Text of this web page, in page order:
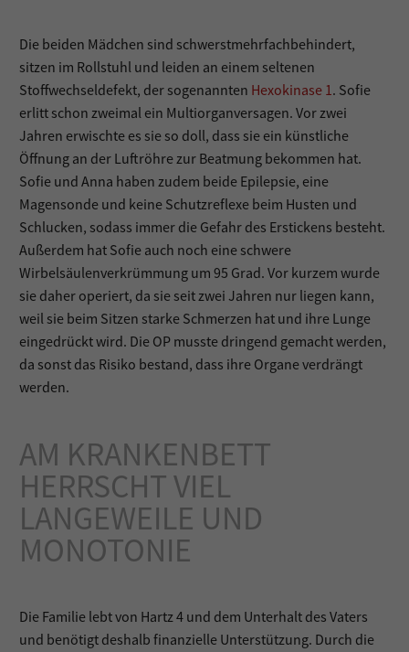
Die beiden Mädchen sind schwerstmehrfachbehindert,
sitzen im Rollstuhl und leiden an einem seltenen
Stoffwechseldefekt, der sogenannten Hexokinase 1. Sofie
erlitt schon zweimal ein Multiorganversagen. Vor zwei
Jahren erwischte es sie so doll, dass sie ein künstliche
Öffnung an der Luftröhre zur Beatmung bekommen hat.
Sofie und Anna haben zudem beide Epilepsie, eine
Magensonde und keine Schutzreflexe beim Husten und
Schlucken, sodass immer die Gefahr des Erstickens besteht.
Außerdem hat Sofie auch noch eine schwere
Wirbelsäulenverkrümmung um 95 Grad. Vor kurzem wurde
sie daher operiert, da sie seit zwei Jahren nur liegen kann,
weil sie beim Sitzen starke Schmerzen hat und ihre Lunge
eingedrückt wird. Die OP musste dringend gemacht werden,
da sonst das Risiko bestand, dass ihre Organe verdrängt
werden.
AM KRANKENBETT
HERRSCHT VIEL
LANGEWEILE UND
MONOTONIE
Die Familie lebt von Hartz 4 und dem Unterhalt des Vaters
und benötigt deshalb finanzielle Unterstützung. Durch die